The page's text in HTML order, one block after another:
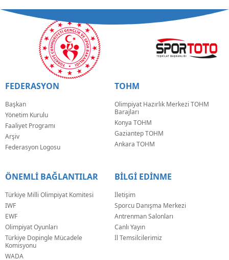
FEDERASYON
Başkan
Yönetim Kurulu
Faaliyet Programı
Arşiv
Federasyon Logosu
TOHM
Olimpiyat Hazırlık Merkezi TOHM
Barajları
Konya TOHM
Gaziantep TOHM
Ankara TOHM
ÖNEMLİ BAĞLANTILAR
Türkiye Milli Olimpiyat Komitesi
IWF
EWF
Olimpiyat Oyunları
Türkiye Dopingle Mücadele
Komisyonu
WADA
BİLGİ EDİNME
İletişim
Sporcu Danışma Merkezi
Antrenman Salonları
Canlı Yayın
İl Temsilcilerimiz